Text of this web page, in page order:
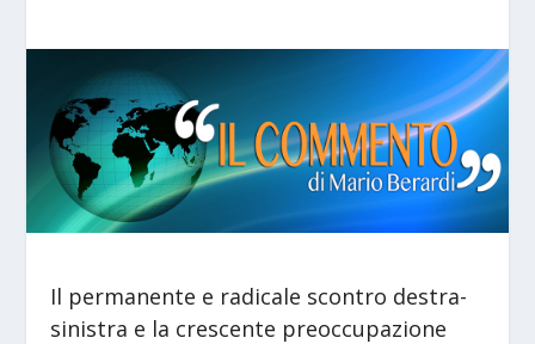
Il permanente e radicale scontro destra-
sinistra e la crescente preoccupazione